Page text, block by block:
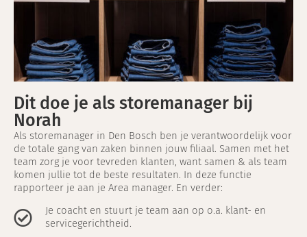
Dit doe je als storemanager bij
Norah
Als storemanager in Den Bosch ben je verantwoordelijk voor
de totale gang van zaken binnen jouw filiaal. Samen met het
team zorg je voor tevreden klanten, want samen & als team
komen jullie tot de beste resultaten. In deze functie
rapporteer je aan je Area manager. En verder:
Je coacht en stuurt je team aan op o.a. klant- en
servicegerichtheid.